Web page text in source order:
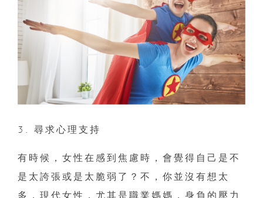
3. 尋求心理支持
有時候，女性在感到焦慮時，會覺得自己是不
是太誇張或是太脆弱了？不，你並沒有想太
多，現代女性，尤其是職業媽媽，身負的壓力